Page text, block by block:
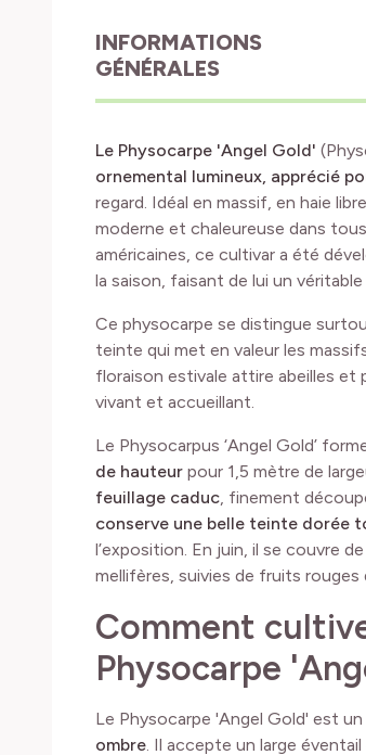
INFORMATIONS
GÉNÉRALES
Le Physocarpe 'Angel Gold'
ornemental lumineux, apprécié
regard. Idéal en massif, en haie
moderne et chaleureuse dans
américaines, ce cultivar a été
la saison, faisant de lui un
Ce physocarpe se distingue
teinte qui met en valeur les
floraison estivale attire abeilles et
vivant et accueillant.
Le Physocarpus ‘Angel Gold’
de hauteur pour 1,5 mètre de
feuillage caduc, finement
conserve une belle teinte dorée
l’exposition. En juin, il se couvre
mellifères, suivies de fruits
Comment
Physocarpe
Le Physocarpe 'Angel Gold' est
ombre. Il accepte un large